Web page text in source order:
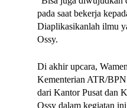
pada saat bekerja
Diaplikasikanlah ilmu
Ossy.
Di akhir upcara,
Kementerian ATR/
dari Kantor Pusat dan
Ossy dalam kegiatan